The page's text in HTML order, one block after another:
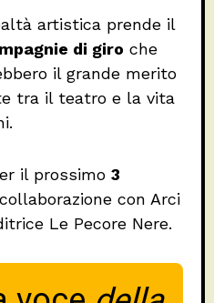
artistica prende il
di giro che
il grande merito
tra il teatro e la vita
il prossimo 3
con Arci
Le Pecore Nere.